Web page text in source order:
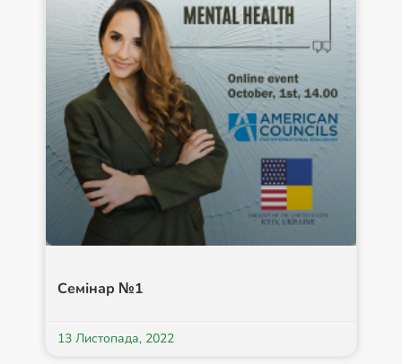
Семінар №1
13 Листопада, 2022